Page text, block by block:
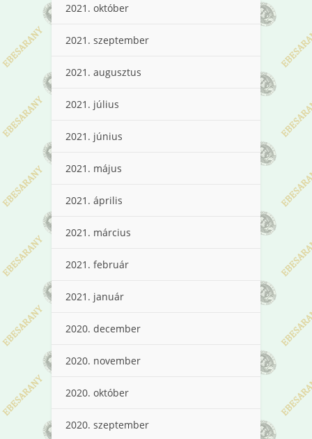
2021. október
2021. szeptember
2021. augusztus
2021. július
2021. június
2021. május
2021. április
2021. március
2021. február
2021. január
2020. december
2020. november
2020. október
2020. szeptember